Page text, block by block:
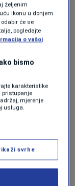
Miškoviću:
Prvaci u
za
željenim
ikonu u donjem
će se
pogledajte
o vašoj
bismo
karakteristike
pristupanje
mjerenje
usluga.
svrhe